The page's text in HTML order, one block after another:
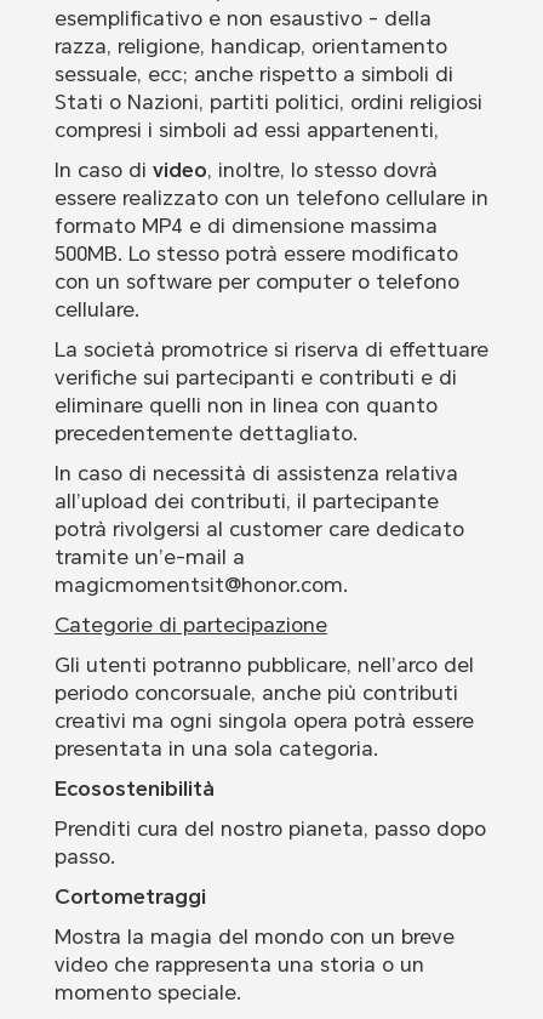
esemplificativo e non esaustivo - della
razza, religione, handicap, orientamento
sessuale, ecc; anche rispetto a simboli di
Stati o Nazioni, partiti politici, ordini religiosi
compresi i simboli ad essi appartenenti,
In caso di video, inoltre, lo stesso dovrà
essere realizzato con un telefono cellulare in
formato MP4 e di dimensione massima
500MB. Lo stesso potrà essere modificato
con un software per computer o telefono
cellulare.
La società promotrice si riserva di effettuare
verifiche sui partecipanti e contributi e di
eliminare quelli non in linea con quanto
precedentemente dettagliato.
In caso di necessità di assistenza relativa
all’upload dei contributi, il partecipante
potrà rivolgersi al customer care dedicato
tramite un’e-mail a
magicmomentsit@honor.com.
Categorie di partecipazione
Gli utenti potranno pubblicare, nell’arco del
periodo concorsuale, anche più contributi
creativi ma ogni singola opera potrà essere
presentata in una sola categoria.
Ecosostenibilità
Prenditi cura del nostro pianeta, passo dopo
passo.
Cortometraggi
Mostra la magia del mondo con un breve
video che rappresenta una storia o un
momento speciale.